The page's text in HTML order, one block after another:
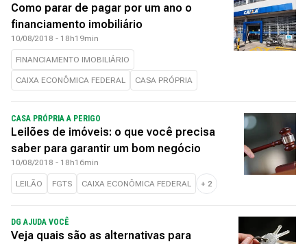
Como parar de pagar por um ano o
financiamento imobiliário
10/08/2018 - 18h19min
FINANCIAMENTO IMOBILIÁRIO
CAIXA ECONÔMICA FEDERAL CASA PRÓPRIA
CASA PRÓPRIA A PERIGO
Leilões de imóveis: o que você precisa
saber para garantir um bom negócio
10/08/2018 - 18h16min
LEILÃO FGTS CAIXA ECONÔMICA FEDERAL + 2
DG AJUDA VOCÊ
Veja quais são as alternativas para